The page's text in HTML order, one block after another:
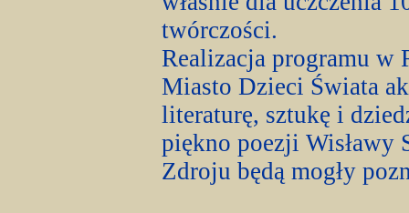
twórczości.
Realizacja programu w
Miasto Dzieci Świata
literaturę, sztukę i
piękno poezji Wisławy
Zdroju będą mogły